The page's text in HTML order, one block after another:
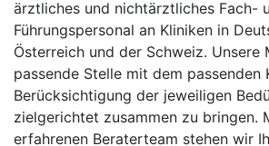
ärztliches und nichtärztliches Fach-
Führungspersonal an Kliniken in
Österreich und der Schweiz. Unsere
passende Stelle mit dem passenden
Berücksichtigung der jeweiligen
zielgerichtet zusammen zu bringen.
erfahrenen Beraterteam stehen wir